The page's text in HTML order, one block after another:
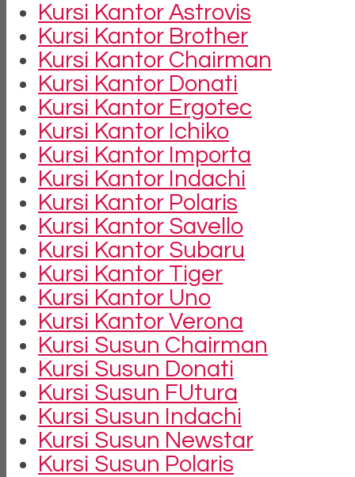
Kursi Kantor Astrovis
Kursi Kantor Brother
Kursi Kantor Chairman
Kursi Kantor Donati
Kursi Kantor Ergotec
Kursi Kantor Ichiko
Kursi Kantor Importa
Kursi Kantor Indachi
Kursi Kantor Polaris
Kursi Kantor Savello
Kursi Kantor Subaru
Kursi Kantor Tiger
Kursi Kantor Uno
Kursi Kantor Verona
Kursi Susun Chairman
Kursi Susun Donati
Kursi Susun FUtura
Kursi Susun Indachi
Kursi Susun Newstar
Kursi Susun Polaris